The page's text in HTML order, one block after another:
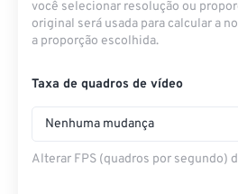
você selecionar resolução ou
original será usada para calcular a
a proporção escolhida.
Taxa de quadros de vídeo
Nenhuma mudança
Alterar FPS (quadros por segundo)